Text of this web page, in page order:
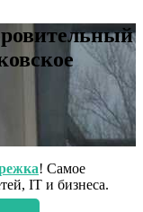
! Самое
IT и бизнеса.